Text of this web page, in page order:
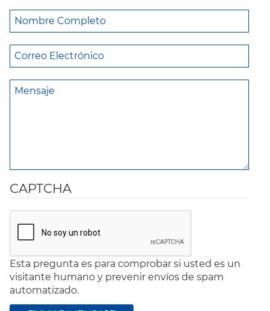
CAPTCHA
Esta pregunta es para comprobar si usted es un
visitante humano y prevenir envíos de spam
automatizado.